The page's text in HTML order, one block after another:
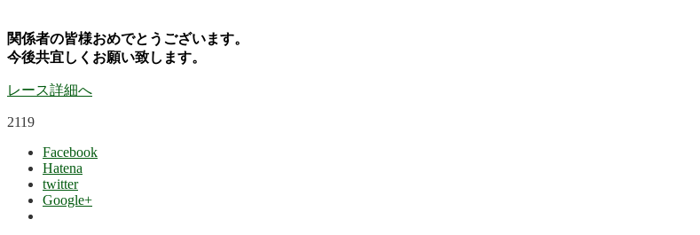
関係者の皆様おめでとうございます。
今後共宜しくお願い致します。
レース詳細へ
2119
Facebook
Hatena
twitter
Google+